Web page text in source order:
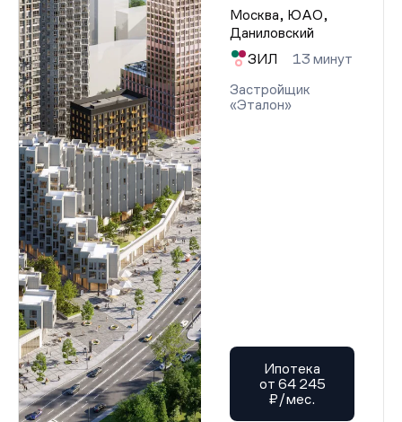
Москва, ЮАО,
Даниловский
ЗИЛ
13 минут
Застройщик
«Эталон»
Ипотека
от 64 245
₽/мес.